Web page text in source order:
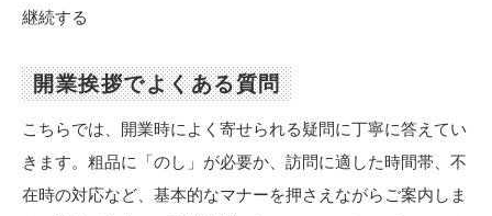
継続する
開業挨拶でよくある質問
こちらでは、開業時によく寄せられる疑問に丁寧に答えてい
きます。粗品に「のし」が必要か、訪問に適した時間帯、不
在時の対応など、基本的なマナーを押さえながらご案内しま